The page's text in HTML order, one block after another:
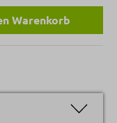
Warenkorb